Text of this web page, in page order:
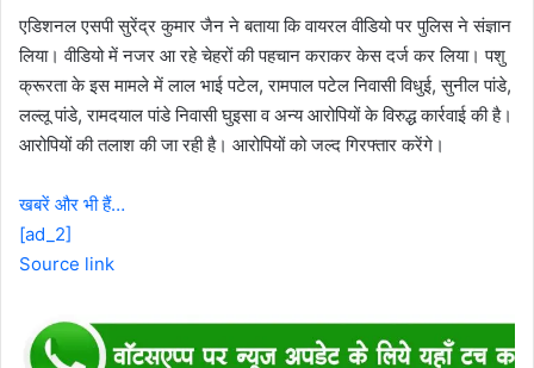
एडिशनल एसपी सुरेंद्र कुमार जैन ने बताया कि वायरल वीडियो पर पुलिस ने संज्ञान
लिया। वीडियो में नजर आ रहे चेहरों की पहचान कराकर केस दर्ज कर लिया। पशु
क्रूरता के इस मामले में लाल भाई पटेल, रामपाल पटेल निवासी विधुई, सुनील पांडे,
लल्लू पांडे, रामदयाल पांडे निवासी घुइसा व अन्य आरोपियों के विरुद्ध कार्रवाई की है।
आरोपियों की तलाश की जा रही है। आरोपियों को जल्द गिरफ्तार करेंगे।
खबरें और भी हैं…
[ad_2]
Source link